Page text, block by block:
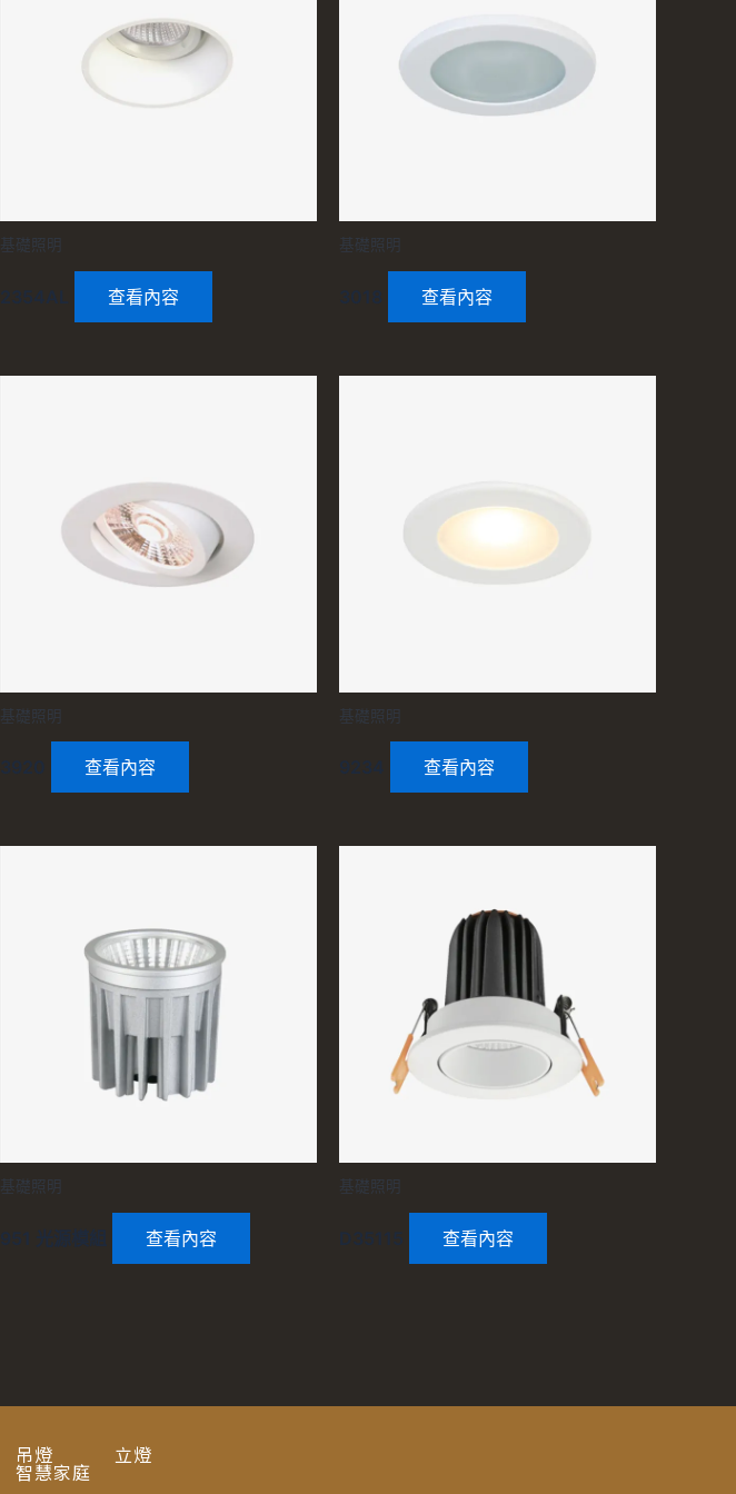
基礎照明
2354AL 查看內容
基礎照明
3018 查看內容
基礎照明
3920 查看內容
基礎照明
9234 查看內容
基礎照明
951 光源模組 查看內容
基礎照明
D35115 查看內容
吊燈
智慧家庭
立燈